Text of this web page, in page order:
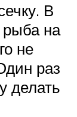
В
рыба на
не
раз
делать